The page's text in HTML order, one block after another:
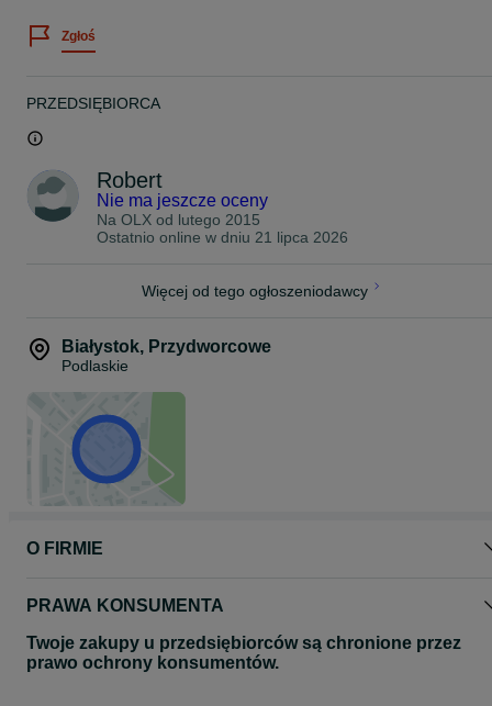
Dziękujemy i zapraszamy na zakupy.
Zgłoś
PRZEDSIĘBIORCA
Robert
Nie ma jeszcze oceny
Na OLX od lutego 2015
Ostatnio online w dniu 21 lipca 2026
Więcej od tego ogłoszeniodawcy
Białystok, Przydworcowe
Podlaskie
O FIRMIE
PRAWA KONSUMENTA
Twoje zakupy u przedsiębiorców są chronione przez
prawo ochrony konsumentów.